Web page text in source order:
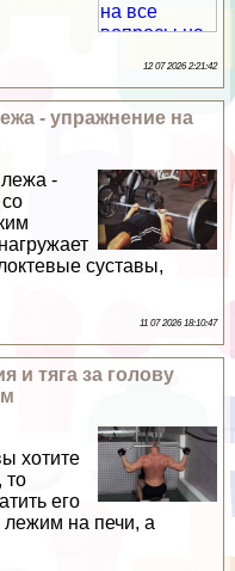
12 07 2026 2:21:42
- упражнение на
-
суставы,
11 07 2026 18:10:47
и тяга за голову
хотите
то
его
лежим на печи, а